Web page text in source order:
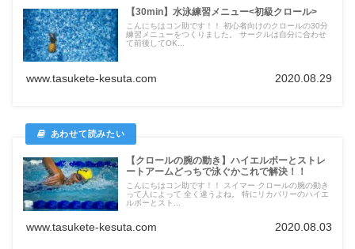
【30min】水泳練習メニュー<初級クロール>
こんにちはコン助です！！ 初心者向けのクロールの30分
練習メニューをつくりました。 サークルは自分に合わせ
て前後してOK...
www.tasukete-kesuta.com 2020.08.29
【クロールの腕の動き】ハイエルボーとストレ
ートアームどっちで泳ぐかこれで解決！！
こんにちはコン助です！！ スイマー クロールの腕の動き
って人によって 全く違うよね。 特にリカバリーのハイエ
ルボーとスト...
www.tasukete-kesuta.com 2020.08.03